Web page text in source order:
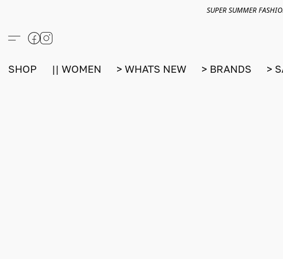
SUPER SUMMER
SHOP || WOMEN > WHATS NEW > BRANDS >